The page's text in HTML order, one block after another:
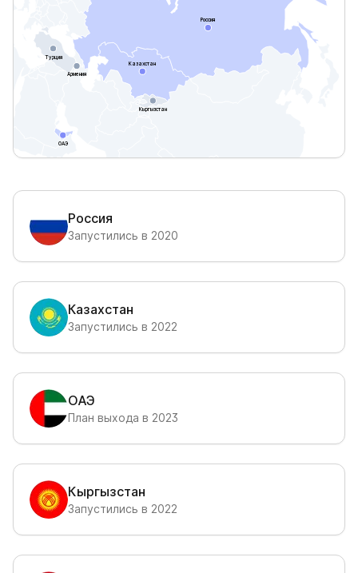
Россия
Казахстан
ОАЭ
Кыргызстан
Турция
Армения
Россия
Запустились в 2020
Казахстан
Запустились в 2022
ОАЭ
План выхода в 2023
Кыргызстан
Запустились в 2022